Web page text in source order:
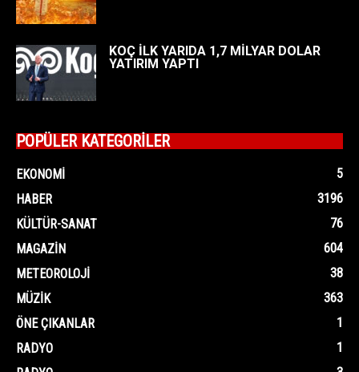
KOÇ İLK YARIDA 1,7 MİLYAR DOLAR
YATIRIM YAPTI
POPÜLER KATEGORİLER
EKONOMI
5
HABER
3196
KÜLTÜR-SANAT
76
MAGAZIN
604
METEOROLOJI
38
MÜZIK
363
ÖNE ÇIKANLAR
1
RADYO
1